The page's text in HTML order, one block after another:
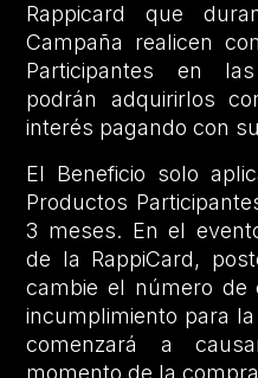
Rappicard que
Campaña realicen
Participantes en
podrán adquirirlos
interés pagando con
El Beneficio solo
Productos
3 meses. En el
de la RappiCard,
cambie el número de
incumplimiento para
comenzará a
momento de la compra.